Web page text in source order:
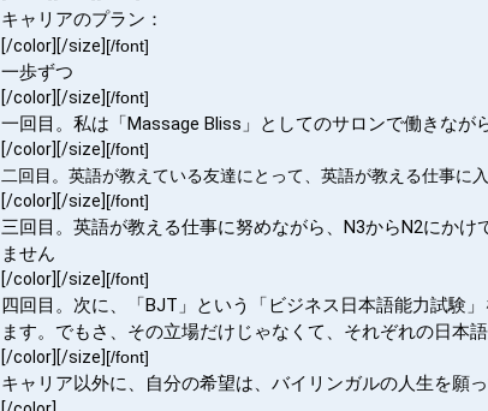
キャリアのプラン：
[/color] [/size][/font]
一歩ずつ
[/color] [/size][/font]
一回目。私は「Massage Bliss」としてのサロンで働きなが
[/color] [/size][/font]
二回目。英語が教えている友達にとって、英語が教える仕事に
[/color] [/size][/font]
三回目。英語が教える仕事に努めながら、N3からN2にか
ません
[/color] [/size][/font]
四回目。次に、「BJT」という「ビジネス日本語能力試験
ます。でもさ、その立場だけじゃなくて、それぞれの日本
[/color] [/size][/font]
キャリア以外に、自分の希望は、バイリンガルの人生を願